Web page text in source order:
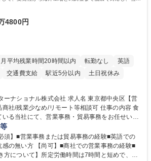
す。
4800円
月平均残業時間20時間以内 転勤なし
英語
交通費支給 駅近5分以内 土日祝休み
株式会社 求人名 東京都中央区【営
業少なめ/リモート等相談可 仕事の内容 食
る当社にて、営業事務・貿易事務をお任せいた
トポジションとして、受発注から海外工場との
事業の根幹を支えていただきます。 ■受発注
場とのスケジュール調整 ■在庫管理 ■輸入書類
通関業者を通して行う輸出入業全般 ■倉庫との
須】■営業事務または貿易事務の経験■英語での
感の無い方 【尚可】■商社での営業事務の経験■